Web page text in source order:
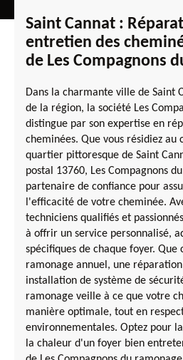
Saint Cannat :
entretien des
de Les Compagnons
Dans la charmante ville de Saint
de la région, la société Les
distingue par son expertise en
cheminées. Que vous résidiez
quartier pittoresque de Saint
postal 13760, Les Compagnons
partenaire de confiance pour
l'efficacité de votre cheminée.
techniciens qualifiés et
à offrir un service personnalisé,
spécifiques de chaque foyer. Que
ramonage annuel, une
installation de système de
ramonage veille à ce que votre
manière optimale, tout en
environnementales. Optez pour
la chaleur d'un foyer bien